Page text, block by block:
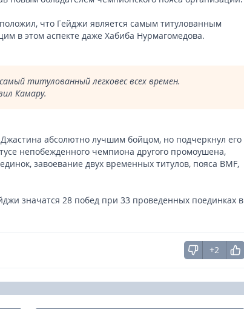
что Гейджи является самым титулованным
в этом аспекте даже Хабиба Нурмагомедова.
титулованный легковес всех времен.
Камару.
абсолютно лучшим бойцом, но подчеркнул его
непобежденного чемпиона другого промоушена,
завоевание двух временных титулов, пояса BMF,
значатся 28 побед при 33 проведенных поединках в
+2